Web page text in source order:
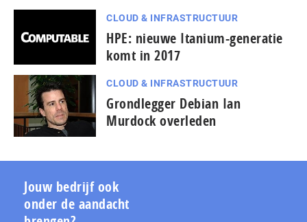
CLOUD & INFRASTRUCTUUR
HPE: nieuwe Itanium-generatie
komt in 2017
CLOUD & INFRASTRUCTUUR
Grondlegger Debian Ian
Murdock overleden
Jouw bedrijf ook
onder de aandacht